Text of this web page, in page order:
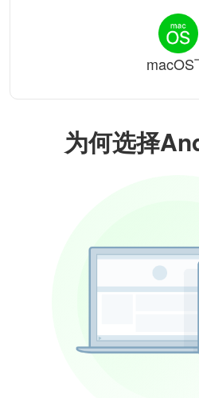
为何选择
macOS